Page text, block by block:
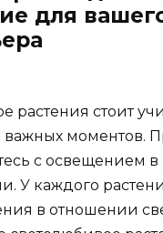
для
растения стоит
важных моментов.
с освещением
У каждого
в отношении